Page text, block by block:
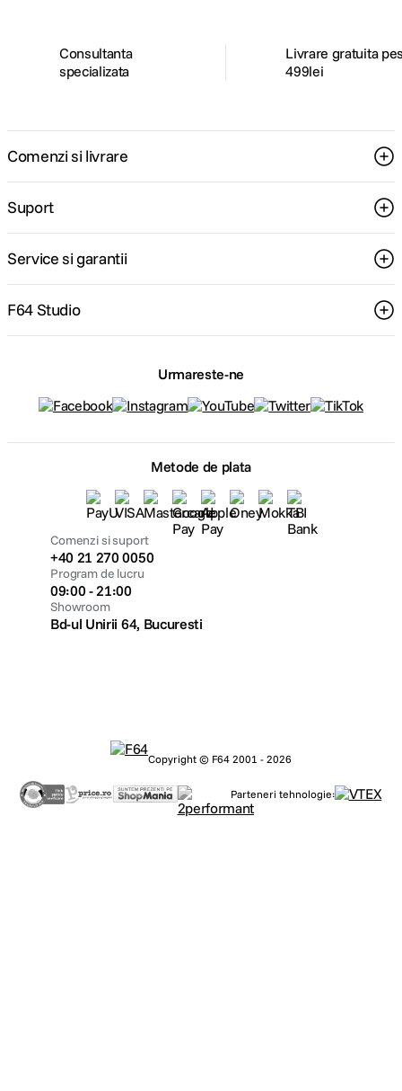
Consultanta
specializata
Livrare gratuita
499lei
Comenzi si livrare
Suport
Service si garantii
F64 Studio
Urmareste-ne
Metode de plata
Comenzi si suport
+40 21 270 0050
Program de lucru
09:00 - 21:00
Showroom
Bd-ul Unirii 64, Bucuresti
Copyright © F64 2001 - 2026
Parteneri tehnologie: